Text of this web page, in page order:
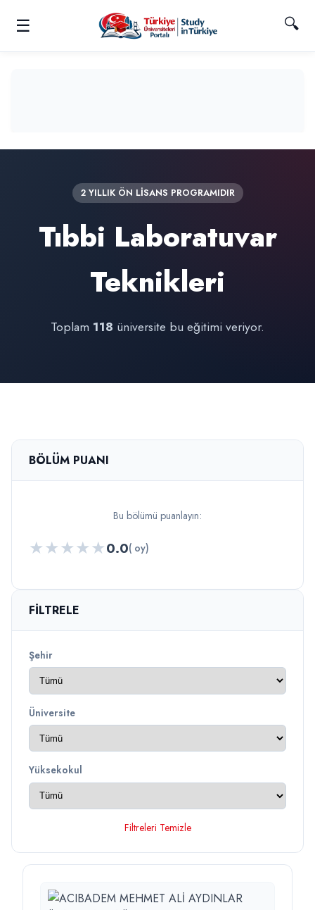
☰ 🔍
2 YILLIK ÖN LİSANS PROGRAMIDIR
Tıbbi Laboratuvar
Teknikleri
Toplam 118 üniversite bu eğitimi veriyor.
BÖLÜM PUANI
Bu bölümü puanlayın:
★★★★★0.0( oy)
FILTRELE
Şehir
Üniversite
Yüksekokul
Filtreleri Temizle